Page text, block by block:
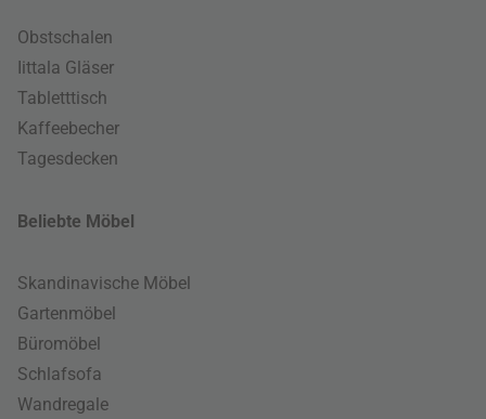
Obstschalen
Iittala Gläser
Tabletttisch
Kaffeebecher
Tagesdecken
Beliebte Möbel
Skandinavische Möbel
Gartenmöbel
Büromöbel
Schlafsofa
Wandregale